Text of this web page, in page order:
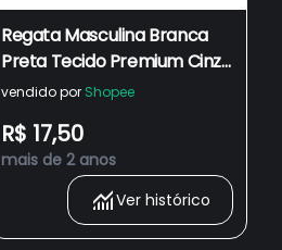
Regata Masculina Branca
Preta Tecido Premium Cinza
de Academia Justa
HIP HOP Rapper Unissex
vendido por Shopee
R$ 17,50
mais de 2 anos
Ver histórico